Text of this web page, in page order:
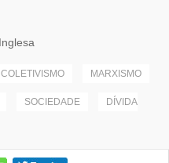
COLETIVISMO MARXISMO
SOCIEDADE DÍVIDA